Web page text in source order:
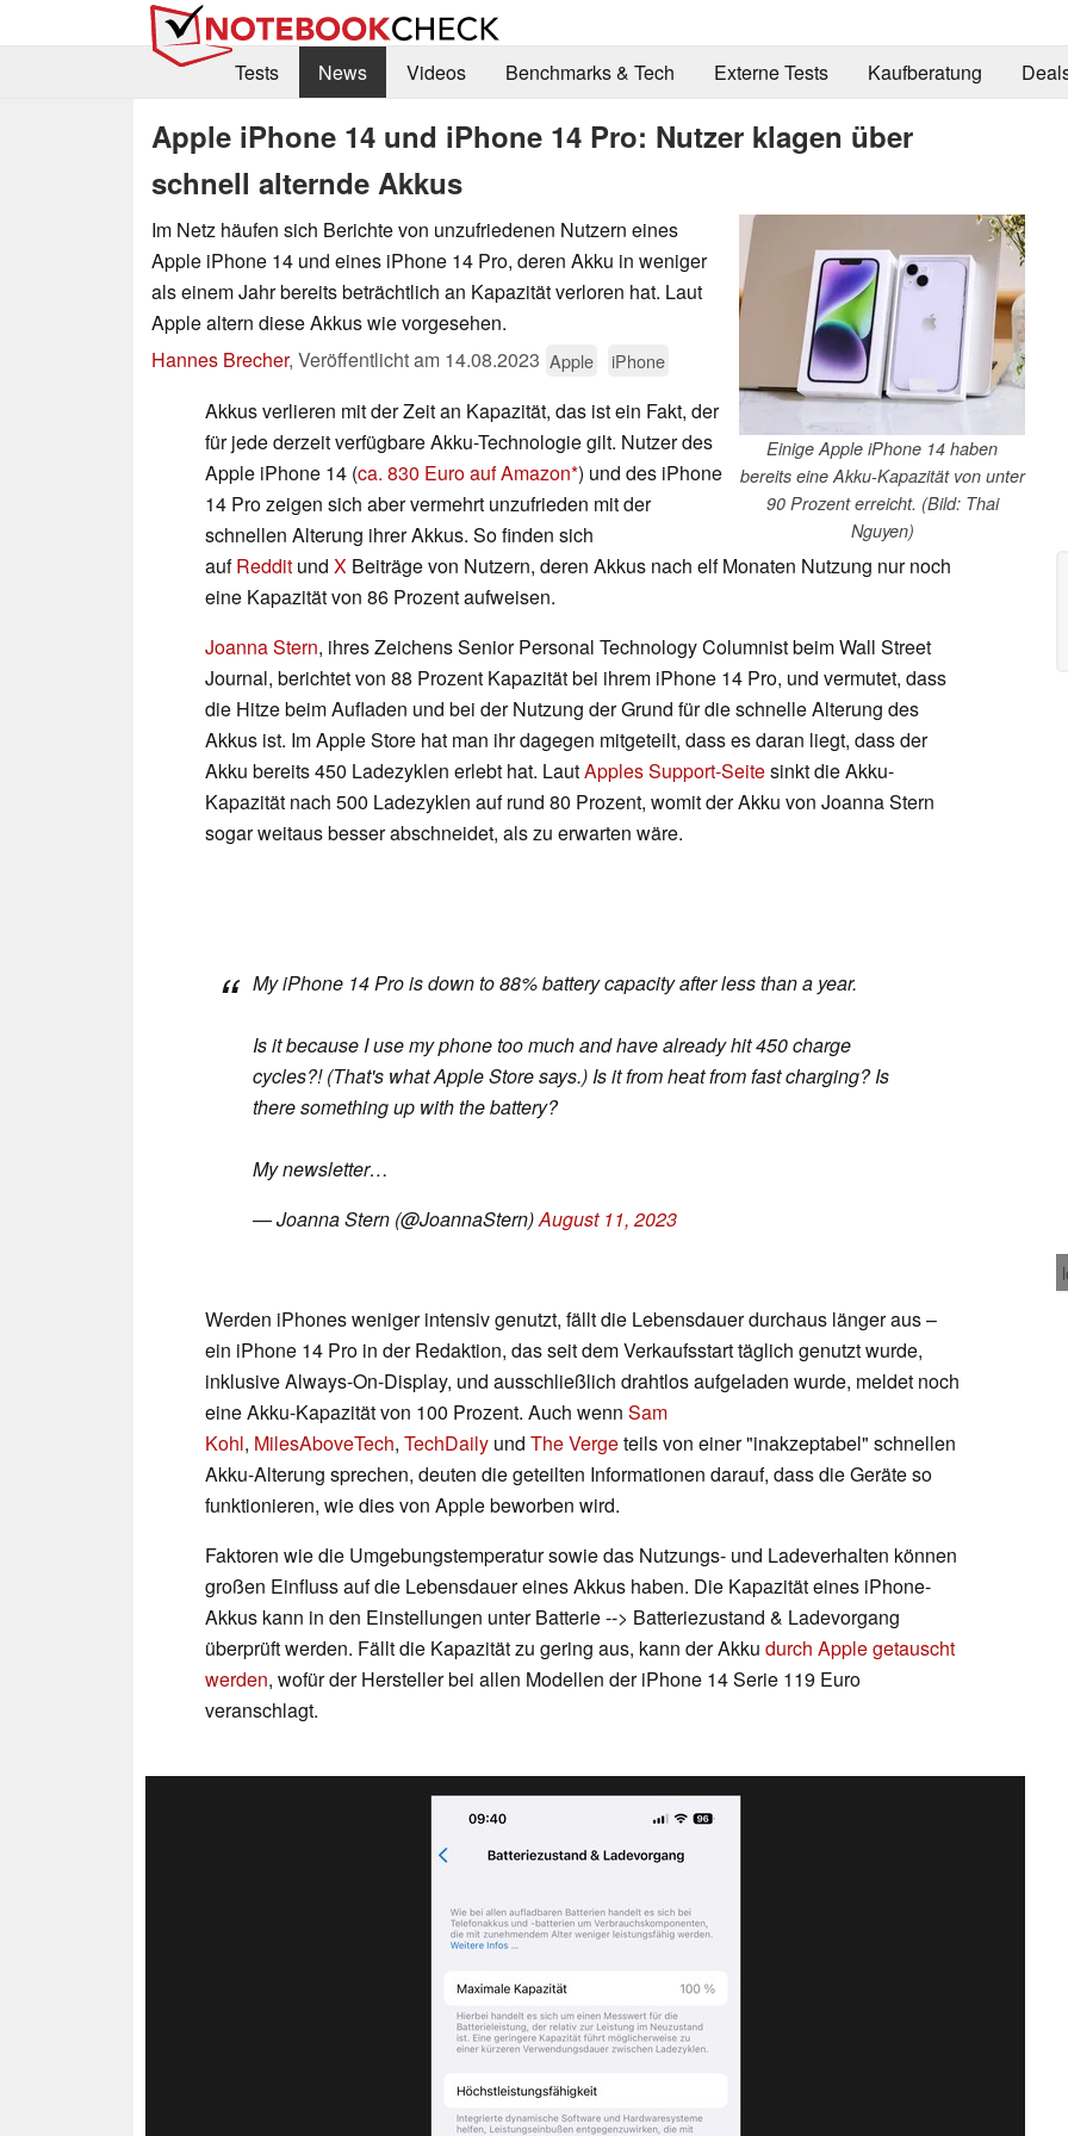
Tests News Videos Benchmarks & Tech Externe Tests Kaufberatung
Apple iPhone 14 und iPhone 14 Pro: Nutzer klagen über
schnell alternde Akkus
Einige Apple iPhone 14 haben
bereits eine Akku-Kapazität von unter
90 Prozent erreicht. (Bild: Thai
Nguyen)
Im Netz häufen sich Berichte von unzufriedenen Nutzern eines
Apple iPhone 14 und eines iPhone 14 Pro, deren Akku in weniger
als einem Jahr bereits beträchtlich an Kapazität verloren hat. Laut
Apple altern diese Akkus wie vorgesehen.
Hannes Brecher, Veröffentlicht am 14.08.2023 Apple iPhone
Akkus verlieren mit der Zeit an Kapazität, das ist ein Fakt, der
für jede derzeit verfügbare Akku-Technologie gilt. Nutzer des
Apple iPhone 14 (ca. 830 Euro auf Amazon ) und des iPhone
14 Pro zeigen sich aber vermehrt unzufrieden mit der
schnellen Alterung ihrer Akkus. So finden sich
aufReddit und X Beiträge von Nutzern, deren Akkus nach elf Monaten Nutzung nur noch
eine Kapazität von 86 Prozent aufweisen.
Joanna Stern, ihres Zeichens Senior Personal Technology Columnist beim Wall Street
Journal, berichtet von 88 Prozent Kapazität bei ihrem iPhone 14 Pro, und vermutet, dass
die Hitze beim Aufladen und bei der Nutzung der Grund für die schnelle Alterung des
Akkus ist. Im Apple Store hat man ihr dagegen mitgeteilt, dass es daran liegt, dass der
Akku bereits 450 Ladezyklen erlebt hat. LautApples Support-Seitesinkt die Akku-
Kapazität nach 500 Ladezyklen auf rund 80 Prozent, womit der Akku von Joanna Stern
sogar weitaus besser abschneidet, als zu erwarten wäre.
My iPhone 14 Pro is down to 88% battery capacity after less than a year.
Is it because I use my phone too much and have already hit 450 charge
cycles?! (That's what Apple Store says.) Is it from heat from fast charging? Is
there something up with the battery?
My newsletter…
— Joanna Stern (@JoannaStern)August 11, 2023
Werden iPhones weniger intensiv genutzt, fällt die Lebensdauer durchaus länger aus –
ein iPhone 14 Pro in der Redaktion, das seit dem Verkaufsstart täglich genutzt wurde,
inklusive Always-On-Display, und ausschließlich drahtlos aufgeladen wurde, meldet noch
eine Akku-Kapazität von 100 Prozent. Auch wenn Sam
Kohl, MilesAboveTech, TechDaily und The Vergeteils von einer "inakzeptabel" schnellen
Akku-Alterung sprechen, deuten die geteilten Informationen darauf, dass die Geräte so
funktionieren, wie dies von Apple beworben wird.
Faktoren wie die Umgebungstemperatur sowie das Nutzungs- und Ladeverhalten können
großen Einfluss auf die Lebensdauer eines Akkus haben. Die Kapazität eines iPhone-
Akkus kann in den Einstellungen unter Batterie --> Batteriezustand & Ladevorgang
überprüft werden. Fällt die Kapazität zu gering aus, kann der Akku durch Apple getauscht
werden, wofür der Hersteller bei allen Modellen der iPhone 14 Serie 119 Euro
veranschlagt.